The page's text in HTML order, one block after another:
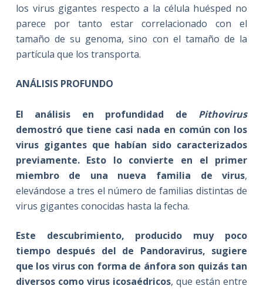
los virus gigantes respecto a la célula huésped no
parece por tanto estar correlacionado con el
tamaño de su genoma, sino con el tamaño de la
partícula que los transporta.
ANÁLISIS PROFUNDO
El análisis en profundidad de Pithovirus
demostró que tiene casi nada en común con los
virus gigantes que habían sido caracterizados
previamente. Esto lo convierte en el primer
miembro de una nueva familia de virus,
elevándose a tres el número de familias distintas de
virus gigantes conocidas hasta la fecha.
Este descubrimiento, producido muy poco
tiempo después del de Pandoravirus, sugiere
que los virus con forma de ánfora son quizás tan
diversos como virus icosaédricos, que están entre